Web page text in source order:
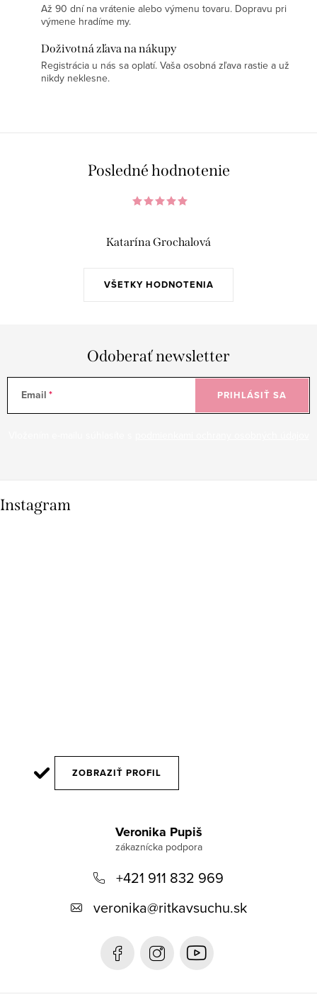
Až 90 dní na vrátenie alebo výmenu tovaru. Dopravu pri
výmene hradíme my.
Doživotná zľava na nákupy
Registrácia u nás sa oplatí. Vaša osobná zľava rastie a už
nikdy neklesne.
Posledné hodnotenie
VŠETKY HODNOTENIA
Katarína Grochalová
Odoberať newsletter
Email PRIHLÁSIŤ SA
Instagram
ZOBRAZIŤ PROFIL
Veronika Pupiš
+421 911 832 969
veronika@ritkavsuchu.sk